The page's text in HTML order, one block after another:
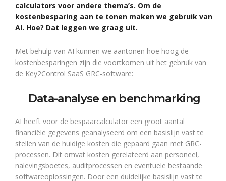
calculators voor andere thema’s. Om de
kostenbesparing aan te tonen maken we gebruik van
AI. Hoe? Dat leggen we graag uit.
Met behulp van AI kunnen we aantonen hoe hoog de
kostenbesparingen zijn die voortkomen uit het gebruik van
de Key2Control SaaS GRC-software:
Data-analyse en benchmarking
AI heeft voor de bespaarcalculator een groot aantal
financiële gegevens geanalyseerd om een basislijn vast te
stellen van de huidige kosten die gepaard gaan met GRC-
processen. Dit omvat kosten gerelateerd aan personeel,
nalevingsboetes, auditprocessen en eventuele bestaande
softwareoplossingen. Door een duidelijke basislijn vast te